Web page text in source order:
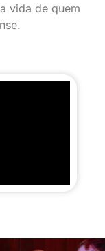
vida de quem